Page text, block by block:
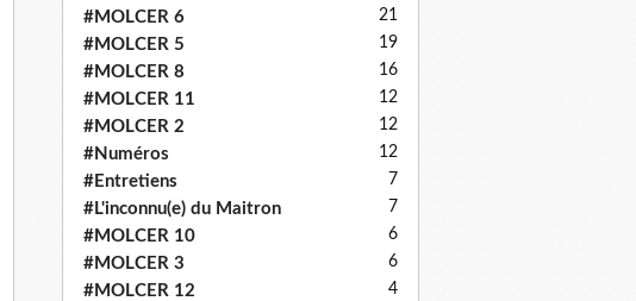
#MOLCER 6 21
#MOLCER 5 19
#MOLCER 8 16
#MOLCER 11 12
#MOLCER 2 12
#Numéros 12
#Entretiens 7
#L'inconnu(e) du Maitron 7
#MOLCER 10 6
#MOLCER 3 6
#MOLCER 12 4